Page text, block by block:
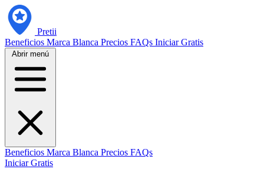
Pretii
Beneficios Marca Blanca Precios FAQs Iniciar Gratis
Abrir menú
Beneficios Marca Blanca Precios FAQs
Iniciar Gratis